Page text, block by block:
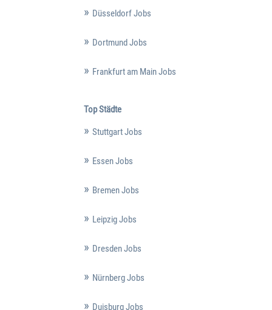
Düsseldorf Jobs
Dortmund Jobs
Frankfurt am Main Jobs
Top Städte
Stuttgart Jobs
Essen Jobs
Bremen Jobs
Leipzig Jobs
Dresden Jobs
Nürnberg Jobs
Duisburg Jobs